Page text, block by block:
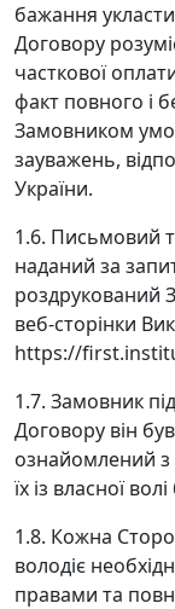
бажання
Договору
часткової
факт повного і
Замовником
зауважень,
України.
1.6. Письмовий
наданий за
роздрукований
веб-сторінки
https://
1.7. Замовник
Договору він
ознайомлений
їх із власної
1.8. Кожна
володіє
правами та